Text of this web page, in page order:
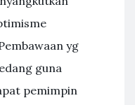
yg
guna
pemimpin